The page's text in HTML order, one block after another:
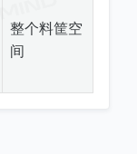
整个料筐空
间